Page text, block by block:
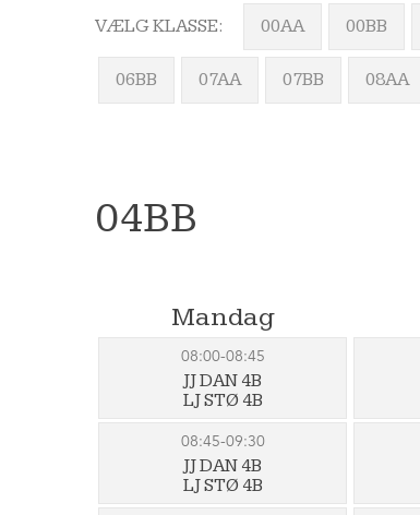
VÆLG KLASSE: 00AA 00BB
06BB 07AA 07BB 08AA
04BB
Mandag
08:00-08:45
JJ DAN 4B
LJ STØ 4B
08:45-09:30
JJ DAN 4B
LJ STØ 4B